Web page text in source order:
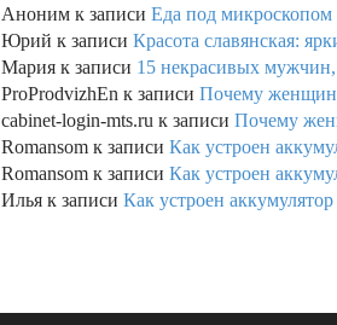
Аноним к записи Еда под микроскопом
Юрий к записи Красота славянская:
Мария к записи 15 некрасивых
ProProdvizhEn к записи Почему
cabinet-login-mts.ru к записи Почему
Romansom к записи Как устроен
Romansom к записи Как устроен
Илья к записи Как устроен